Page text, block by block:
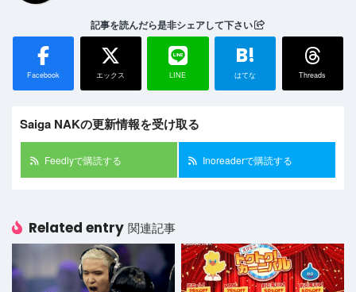
記事を読んだら是非シェアして下さい
Facebook エックス LINE
B!
はてな Threads
Saiga NAKの更新情報を受け取る
Feedlyで購読する Inoreaderで購読する
Related entry 関連記事